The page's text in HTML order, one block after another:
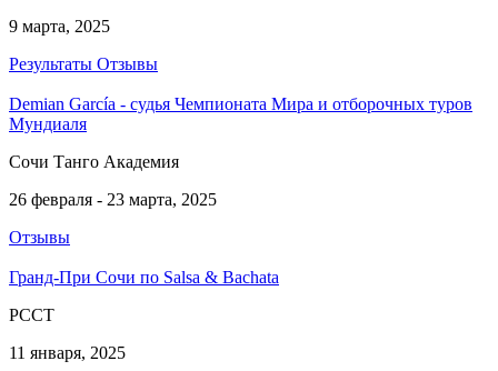
9 марта, 2025
Результаты Отзывы
Demian García - судья Чемпионата Мира и отборочных туров
Мундиаля
Сочи Танго Академия
26 февраля - 23 марта, 2025
Отзывы
Гранд-При Сочи по Salsa & Bachata
РССТ
11 января, 2025